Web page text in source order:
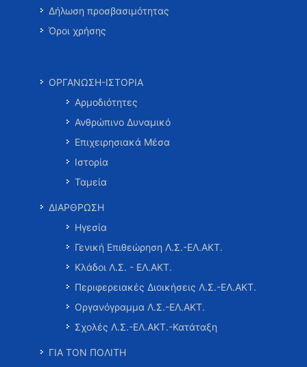
Δήλωση προσβασιμότητας
Όροι χρήσης
ΟΡΓΑΝΩΣΗ-ΙΣΤΟΡΙΑ
Αρμοδιότητες
Ανθρώπινο Δυναμικό
Επιχειρησιακά Μέσα
Ιστορία
Ταμεία
ΔΙΑΡΘΡΩΣΗ
Ηγεσία
Γενική Επιθεώρηση Λ.Σ.-ΕΛ.ΑΚΤ.
Κλάδοι Λ.Σ. - ΕΛ.ΑΚΤ.
Περιφερειακές Διοικήσεις Λ.Σ.-ΕΛ.ΑΚΤ.
Οργανόγραμμα Λ.Σ.-ΕΛ.ΑΚΤ.
Σχολές Λ.Σ.-ΕΛ.ΑΚΤ.-Κατάταξη
ΓΙΑ ΤΟΝ ΠΟΛΙΤΗ